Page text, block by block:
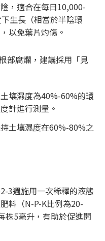
陰，適合在每日10,000-
生長（相當於半陰環
以免葉片灼傷。
部腐爛，建議採用「見
土壤濕度為40%-60%的環
計進行測量。
持土壤濕度在60%-80%之
2-3週施用一次稀釋的液態
料（N-P-K比例為20-
株5毫升，有助於促進開